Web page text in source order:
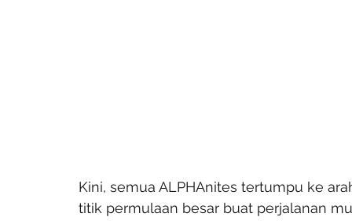
Kini, semua ALPHAnites tertumpu ke
titik permulaan besar buat perjalanan